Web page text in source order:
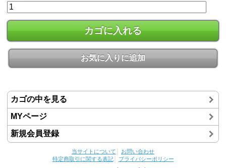
カゴに入れる
お気に入りに追加
カゴの中を見る
MYページ
新規会員登録
当サイトについて
お問い合わせ
特定商取引に関する表記│
プライバシーポリシー